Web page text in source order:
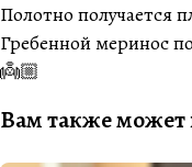
Полотно получается
Гребенной меринос
👼🏼
Вам также может